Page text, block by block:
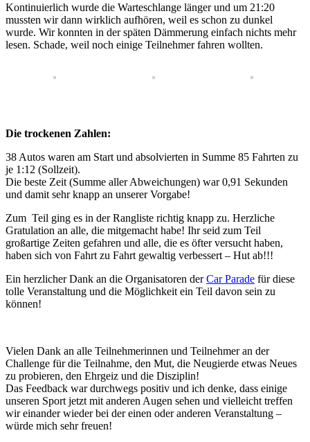
Kontinuierlich wurde die Warteschlange länger und um 21:20
mussten wir dann wirklich aufhören, weil es schon zu dunkel
wurde. Wir konnten in der späten Dämmerung einfach nichts mehr
lesen. Schade, weil noch einige Teilnehmer fahren wollten.
Die trockenen Zahlen:
38 Autos waren am Start und absolvierten in Summe 85 Fahrten zu
je 1:12 (Sollzeit).
Die beste Zeit (Summe aller Abweichungen) war 0,91 Sekunden
und damit sehr knapp an unserer Vorgabe!
Zum Teil ging es in der Rangliste richtig knapp zu. Herzliche
Gratulation an alle, die mitgemacht habe! Ihr seid zum Teil
großartige Zeiten gefahren und alle, die es öfter versucht haben,
haben sich von Fahrt zu Fahrt gewaltig verbessert – Hut ab!!!
Ein herzlicher Dank an die Organisatoren derCar Parade für diese
tolle Veranstaltung und die Möglichkeit ein Teil davon sein zu
können!
Vielen Dank an alle Teilnehmerinnen und Teilnehmer an der
Challenge für die Teilnahme, den Mut, die Neugierde etwas Neues
zu probieren, den Ehrgeiz und die Disziplin!
Das Feedback war durchwegs positiv und ich denke, dass einige
unseren Sport jetzt mit anderen Augen sehen und vielleicht treffen
wir einander wieder bei der einen oder anderen Veranstaltung –
würde mich sehr freuen!